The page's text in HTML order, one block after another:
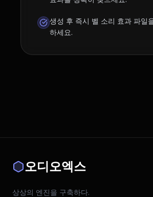
생성 후 즉시 벨 소리 효과 파일
하세요.
오디오엑스
상상의 엔진을 구축하다.